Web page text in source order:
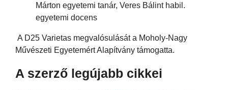
Márton egyetemi tanár, Veres Bálint habil.
egyetemi docens
A D25 Varietas megvalósulását a Moholy-Nagy
Művészeti Egyetemért Alapítvány támogatta.
A szerző legújabb cikkei